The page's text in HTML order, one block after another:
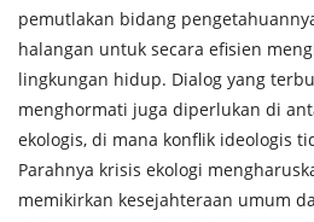
pemutlakan bidang
halangan untuk secara efisien
lingkungan hidup. Dialog yang
menghormati juga diperlukan di
ekologis, di mana konflik ideologis
Parahnya krisis ekologi
memikirkan kesejahteraan umum